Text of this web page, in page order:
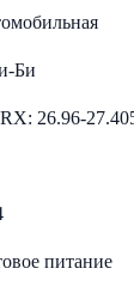
Би
26.96-
питание